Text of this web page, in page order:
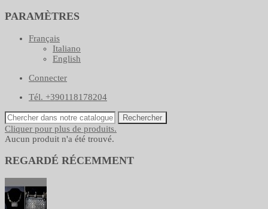
PARAMÈTRES
Français
Italiano
English
Connecter
Tél. +390118178204
Rechercher
Cliquer pour plus de produits.
Aucun produit n'a été trouvé.
REGARDÉ RÉCEMMENT